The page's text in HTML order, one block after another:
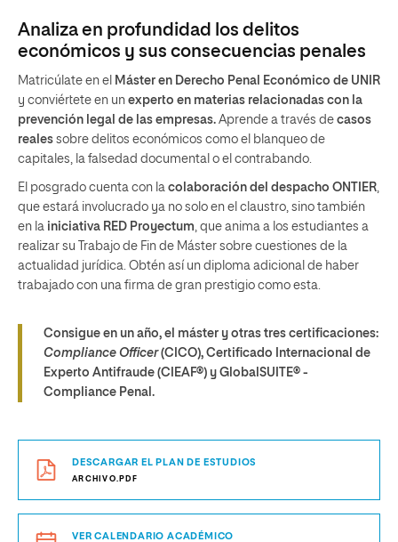
Analiza en profundidad los delitos
económicos y sus consecuencias penales
Matricúlate en el Máster en Derecho Penal Económico de UNIR
y conviértete en un experto en materias relacionadas con la
prevención legal de las empresas. Aprende a través de casos
reales sobre delitos económicos como el blanqueo de
capitales, la falsedad documental o el contrabando.
El posgrado cuenta con la colaboración del despacho ONTIER,
que estará involucrado ya no solo en el claustro, sino también
en la iniciativa RED Proyectum, que anima a los estudiantes a
realizar su Trabajo de Fin de Máster sobre cuestiones de la
actualidad jurídica. Obtén así un diploma adicional de haber
trabajado con una firma de gran prestigio como esta.
Consigue en un año, el máster y otras tres certificaciones:
Compliance Officer(CICO), Certificado Internacional de
Experto Antifraude (CIEAF®) y GlobalSUITE® -
Compliance Penal.
DESCARGAR EL PLAN DE ESTUDIOS
ARCHIVO.PDF
VER CALENDARIO ACADÉMICO